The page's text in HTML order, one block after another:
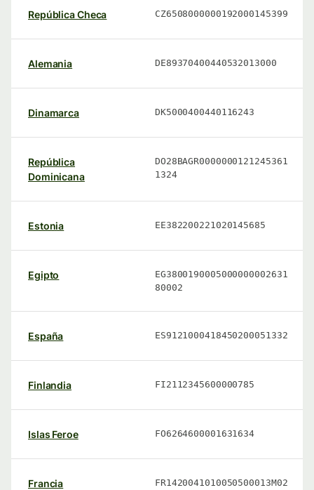
República Checa CZ6508000000192000145399
Alemania DE89370400440532013000
Dinamarca DK5000400440116243
República
Dominicana
DO28BAGR0000000121245361
1324
Estonia EE382200221020145685
Egipto
EG3800190005000000002631
80002
España ES9121000418450200051332
Finlandia FI2112345600000785
Islas Feroe FO6264600001631634
Francia
FR1420041010050500013M02